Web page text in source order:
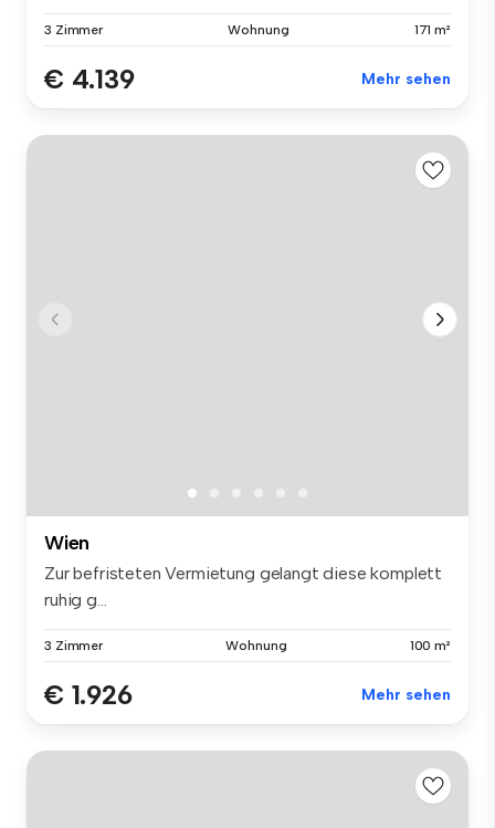
3 Zimmer Wohnung 171 m²
€ 4.139 Mehr sehen
Wien
Zur befristeten Vermietung gelangt diese komplett
ruhig g...
3 Zimmer Wohnung 100 m²
€ 1.926 Mehr sehen